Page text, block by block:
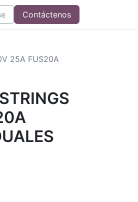
Contáctenos
25A FUS20A